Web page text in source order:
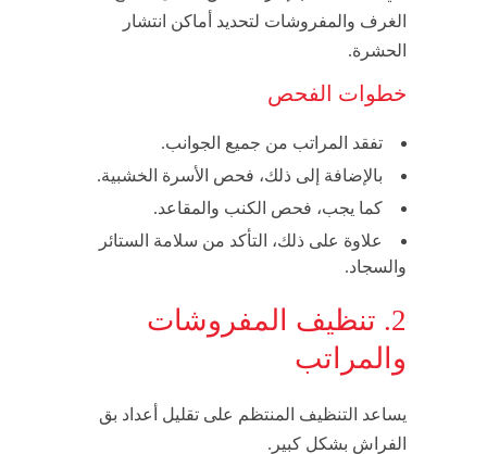
الغرف والمفروشات لتحديد أماكن انتشار
الحشرة.
خطوات الفحص
تفقد المراتب من جميع الجوانب.
بالإضافة إلى ذلك، فحص الأسرة الخشبية.
كما يجب، فحص الكنب والمقاعد.
علاوة على ذلك، التأكد من سلامة الستائر
والسجاد.
2. تنظيف المفروشات
والمراتب
يساعد التنظيف المنتظم على تقليل أعداد بق
الفراش بشكل كبير.